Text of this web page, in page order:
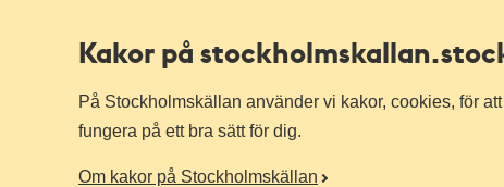
Kakor på stockholmskallan
På Stockholmskällan använder vi kakor, cookies, för
fungera på ett bra sätt för dig.
Om kakor på Stockholmskällan